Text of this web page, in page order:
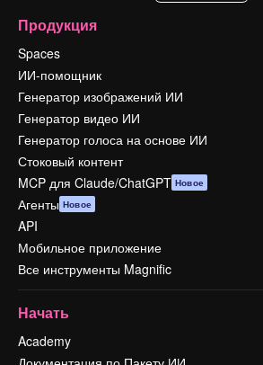
Продукция
Spaces
ИИ-помощник
Генератор изображений ИИ
Генератор видео ИИ
Генератор голоса на основе ИИ
Стоковый контент
MCP для Claude/ChatGPT Новое
Агенты Новое
API
Мобильное приложение
Все инструменты Magnific
Начать
Academy